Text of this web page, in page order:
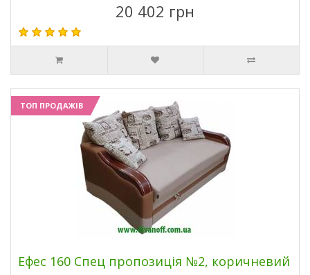
20 402 грн
ТОП ПРОДАЖІВ
Ефес 160 Спец пропозиція №2, коричневий